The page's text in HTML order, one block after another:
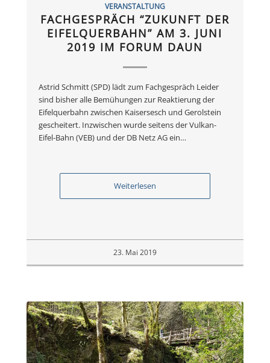
VERANSTALTUNG
FACHGESPRÄCH “ZUKUNFT DER
EIFELQUERBAHN” AM 3. JUNI
2019 IM FORUM DAUN
Astrid Schmitt (SPD) lädt zum Fachgespräch Leider
sind bisher alle Bemühungen zur Reaktierung der
Eifelquerbahn zwischen Kaisersesch und Gerolstein
gescheitert. Inzwischen wurde seitens der Vulkan-
Eifel-Bahn (VEB) und der DB Netz AG ein…
Weiterlesen
23. Mai 2019